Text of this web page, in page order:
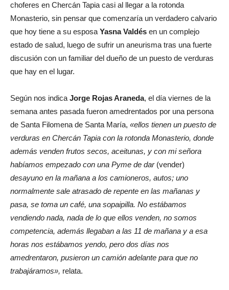
choferes en Chercán Tapia casi al llegar a la rotonda
Monasterio, sin pensar que comenzaría un verdadero calvario
que hoy tiene a su esposa Yasna Valdés en un complejo
estado de salud, luego de sufrir un aneurisma tras una fuerte
discusión con un familiar del dueño de un puesto de verduras
que hay en el lugar.
Según nos indica Jorge Rojas Araneda, el día viernes de la
semana antes pasada fueron amedrentados por una persona
de Santa Filomena de Santa María, «ellos tienen un puesto de
verduras en Chercán Tapia con la rotonda Monasterio, donde
además venden frutos secos, aceitunas, y con mi señora
habíamos empezado con una Pyme de dar (vender)
desayuno en la mañana a los camioneros, autos; uno
normalmente sale atrasado de repente en las mañanas y
pasa, se toma un café, una sopaipilla. No estábamos
vendiendo nada, nada de lo que ellos venden, no somos
competencia, además llegaban a las 11 de mañana y a esa
horas nos estábamos yendo, pero dos días nos
amedrentaron, pusieron un camión adelante para que no
trabajáramos», relata.